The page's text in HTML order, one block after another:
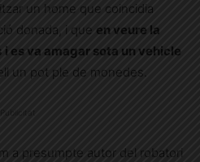
un home que coincidia
donada, i que en veure la
i es va amagar sota un vehicle
un pot ple de monedes.
Publicitat
a presumpte autor del robatori